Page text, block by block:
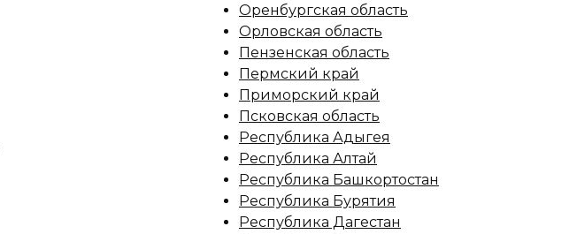
Оренбургская область
Орловская область
Пензенская область
Пермский край
Приморский край
Псковская область
Республика Адыгея
Республика Алтай
Республика Башкортостан
Республика Бурятия
Республика Дагестан